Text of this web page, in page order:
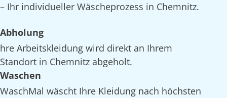
– Ihr individueller Wäscheprozess in Chemnitz.
Abholung
hre Arbeitskleidung wird direkt an Ihrem
Standort in Chemnitz abgeholt.
Waschen
WaschMal wäscht Ihre Kleidung nach höchsten